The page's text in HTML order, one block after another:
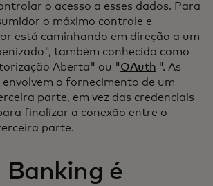
o acesso a esses dados. Para
o máximo controle e
está caminhando em direção a um
também conhecido como
Aberta" ou "OAuth ". As
envolvem o fornecimento de um
parte, em vez das credenciais
finalizar a conexão entre o
parte.
Banking é